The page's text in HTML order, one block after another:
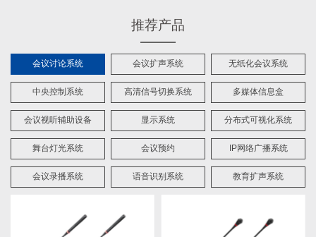
推荐产品
会议讨论系统 会议扩声系统 无纸化会议系统
中央控制系统 高清信号切换系统 多媒体信息盒
会议视听辅助设备 显示系统 分布式可视化系统
舞台灯光系统 会议预约 IP网络广播系统
会议录播系统 语音识别系统 教育扩声系统